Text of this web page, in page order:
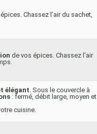
Chassez l’air du sachet,
de vos épices. Chassez l’air
élégant . Sous le couvercle à
: fermé, débit large, moyen et
cuisine.